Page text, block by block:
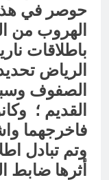
حوصر في
الهروب من
باطلاقات
الرياض
الصفوف
القديم ؛
فاخرجهما
وتم تبادل
أثرها ضابط